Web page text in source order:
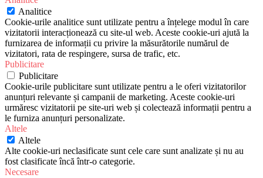
Analitice
Cookie-urile analitice sunt utilizate pentru a înțelege modul în care
vizitatorii interacționează cu site-ul web. Aceste cookie-uri ajută la
furnizarea de informații cu privire la măsurătorile numărul de
vizitatori, rata de respingere, sursa de trafic, etc.
Publicitare
Publicitare
Cookie-urile publicitare sunt utilizate pentru a le oferi vizitatorilor
anunțuri relevante și campanii de marketing. Aceste cookie-uri
urmăresc vizitatorii pe site-uri web și colectează informații pentru a
le furniza anunțuri personalizate.
Altele
Altele
Alte cookie-uri neclasificate sunt cele care sunt analizate și nu au
fost clasificate încă într-o categorie.
Necesare